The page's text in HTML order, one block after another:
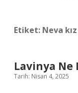
Etiket: Neva
Lavinya Ne
Tarih: Nisan 4, 2025